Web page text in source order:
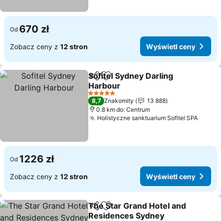
Od 670 zł
Zobacz ceny z 12 stron Wyświetl ceny
Udostępnij
Dodaj do ulubionych
Sofitel Sydney Darling
Harbour
5 Kategoria
8,7 Znakomity
13 888
0.8 km do: Centrum
Holistyczne sanktuarium Sofitel SPA
Od 1226 zł
Zobacz ceny z 12 stron Wyświetl ceny
Udostępnij
Dodaj do ulubionych
The Star Grand Hotel and
Residences Sydney